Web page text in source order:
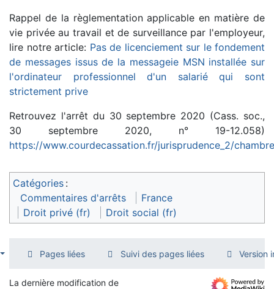
Rappel de la règlementation applicable en matière de
vie privée au travail et de surveillance par l'employeur,
lire notre article: Pas de licenciement sur le fondement
de messages issus de la messageie MSN installée sur
l'ordinateur professionnel d'un salarié qui sont
strictement prive
Retrouvez l'arrêt du 30 septembre 2020 (Cass. soc.,
30 septembre 2020, n° 19-12.058)
https://www.courdecassation.fr/jurisprudence_2/
Catégories :
Commentaires d'arrêts
France
Droit privé (fr)
Droit social (fr)
Pages liées Suivi des pages liées Version
La dernière modification de